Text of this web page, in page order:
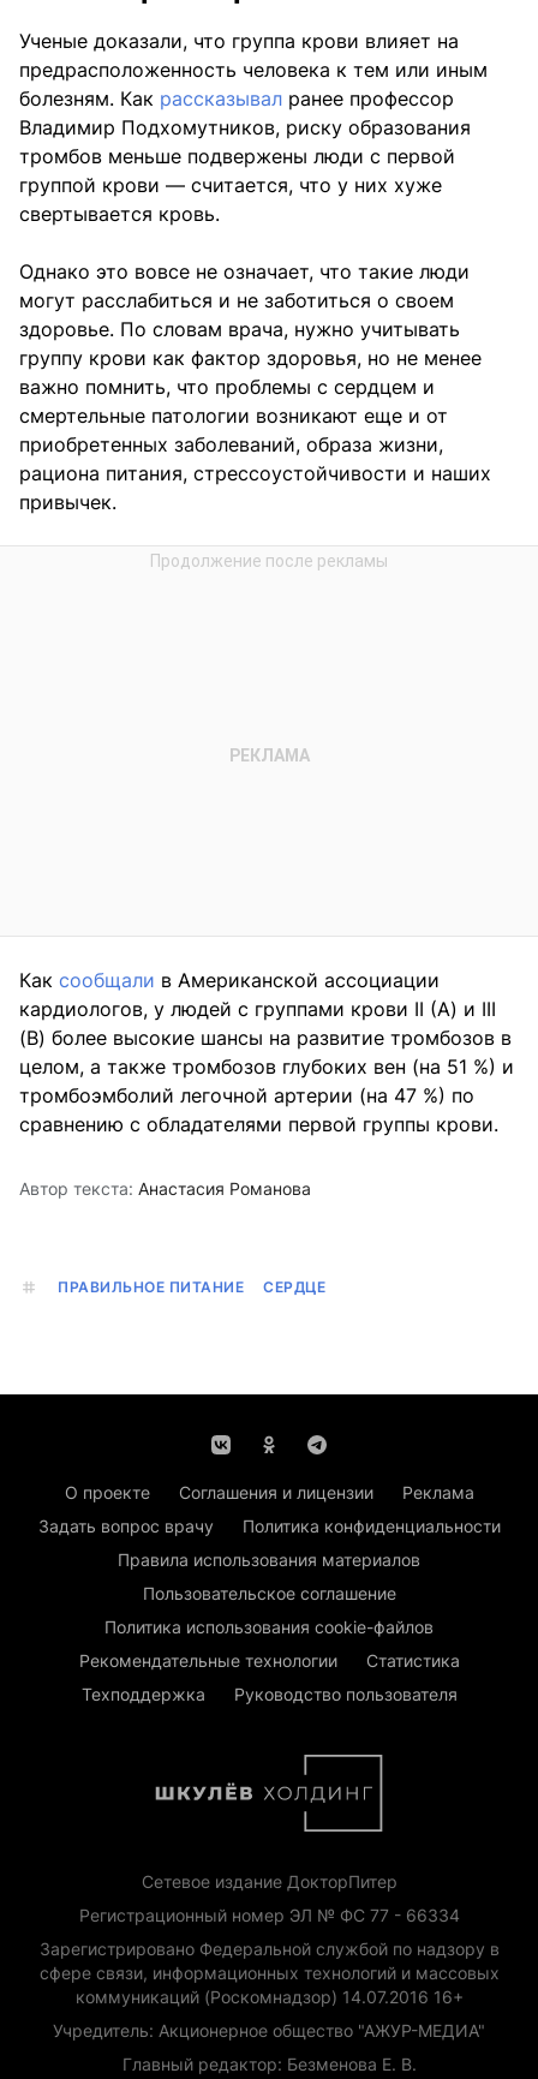
Ученые доказали, что группа крови влияет на
предрасположенность человека к тем или иным
болезням. Как рассказывал ранее профессор
Владимир Подхомутников, риску образования
тромбов меньше подвержены люди с первой
группой крови — считается, что у них хуже
свертывается кровь.
Однако это вовсе не означает, что такие люди
могут расслабиться и не заботиться о своем
здоровье. По словам врача, нужно учитывать
группу крови как фактор здоровья, но не менее
важно помнить, что проблемы с сердцем и
смертельные патологии возникают еще и от
приобретенных заболеваний, образа жизни,
рациона питания, стрессоустойчивости и наших
привычек.
Как сообщали в Американской ассоциации
кардиологов, у людей с группами крови II (А) и III
(В) более высокие шансы на развитие тромбозов в
целом, а также тромбозов глубоких вен (на 51 %) и
тромбоэмболий легочной артерии (на 47 %) по
сравнению с обладателями первой группы крови.
Автор текста: Анастасия Романова
ПРАВИЛЬНОЕ ПИТАНИЕ СЕРДЦЕ
О проекте Соглашения и лицензии
Реклама
Задать вопрос врачу
Политика конфиденциальности
Правила использования материалов
Пользовательское соглашение
Политика использования cookie-файлов
Рекомендательные технологии
Статистика
Техподдержка
Руководство пользователя
Сетевое издание ДокторПитер
Регистрационный номер ЭЛ № ФС 77 - 66334
Зарегистрировано Федеральной службой по надзору в
сфере связи, информационных технологий и массовых
коммуникаций (Роскомнадзор) 14.07.2016 16+
Учредитель: Акционерное общество "АЖУР-МЕДИА"
Главный редактор: Безменова Е. В.